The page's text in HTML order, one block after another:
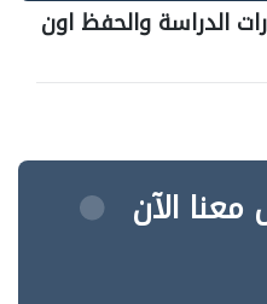
الدراسة والحفظ اون
الآن